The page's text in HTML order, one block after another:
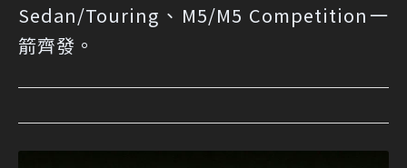
Sedan/Touring、M5/M5 Competition一
箭齊發。